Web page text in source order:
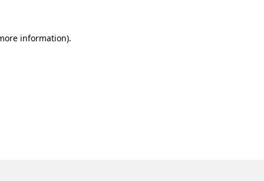
information).